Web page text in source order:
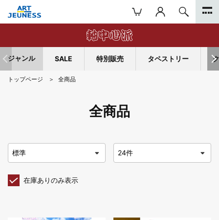
ジャンル SALE 特別販売 タペストリー
トップページ 全商品
全商品
在庫ありのみ表示